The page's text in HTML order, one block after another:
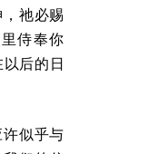
祂必赐
侍奉你
后的日
似乎与